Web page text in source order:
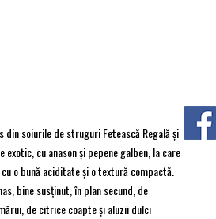
soiurile de struguri Fetească Regală şi
cu anason şi pepene galben, la care
o bună aciditate şi o textură compactă.
bine susţinut, în plan secund, de
de citrice coapte şi aluzii dulci